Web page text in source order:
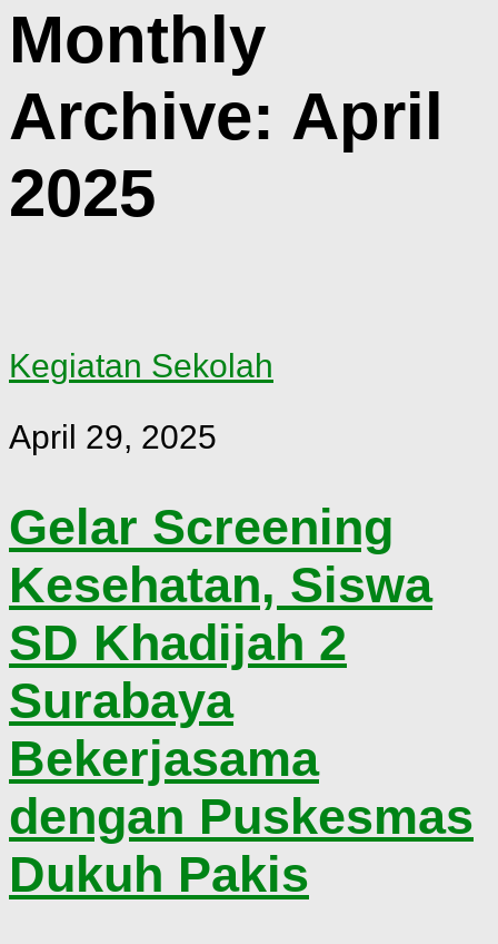
Monthly
Archive: April
2025
Kegiatan Sekolah
April 29, 2025
Gelar Screening
Kesehatan, Siswa
SD Khadijah 2
Surabaya
Bekerjasama
dengan Puskesmas
Dukuh Pakis